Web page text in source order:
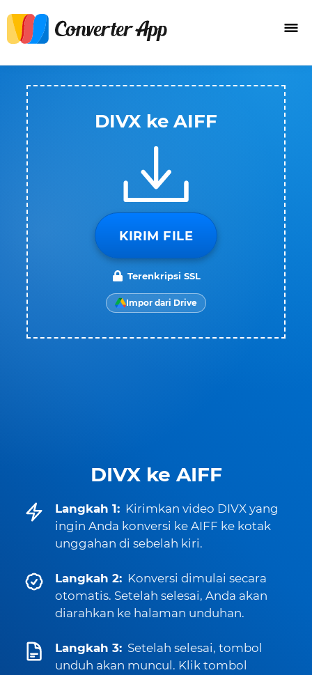
DIVX ke AIFF
Langkah 1: Kirimkan video DIVX yang
ingin Anda konversi ke AIFF ke kotak
unggahan di sebelah kiri.
Langkah 2: Konversi dimulai secara
otomatis. Setelah selesai, Anda akan
diarahkan ke halaman unduhan.
Langkah 3: Setelah selesai, tombol
unduh akan muncul. Klik tombol
DIVX ke AIFF
KIRIM FILE
Terenkripsi SSL
Impor dari Drive